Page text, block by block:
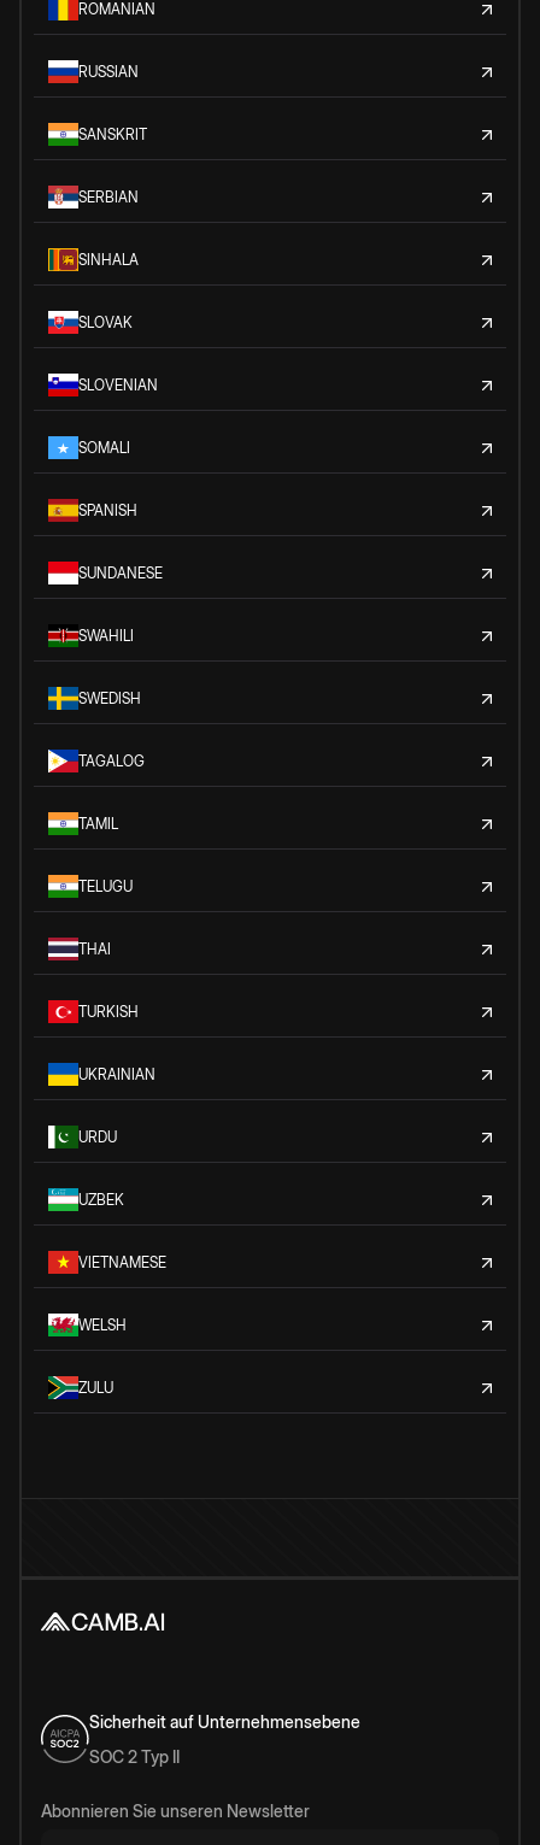
ROMANIAN
RUSSIAN
SANSKRIT
SERBIAN
SINHALA
SLOVAK
SLOVENIAN
SOMALI
SPANISH
SUNDANESE
SWAHILI
SWEDISH
TAGALOG
TAMIL
TELUGU
THAI
TURKISH
UKRAINIAN
URDU
UZBEK
VIETNAMESE
WELSH
ZULU
Sicherheit auf Unternehmensebene
SOC 2 Typ II
Abonnieren Sie unseren Newsletter